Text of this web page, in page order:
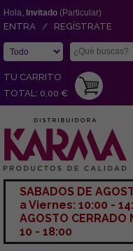
Hola, Invitado (Particular)
ENTRA / REGÍSTRATE
TU CARRITO
TOTAL: 0,00 €
SABADOS DE
a Viernes: 10:00 -
AGOSTO
10 - 18:00